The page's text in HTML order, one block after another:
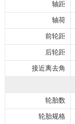
轴距
轴荷
前轮距
后轮距
接近离去角
轮胎数
轮胎规格